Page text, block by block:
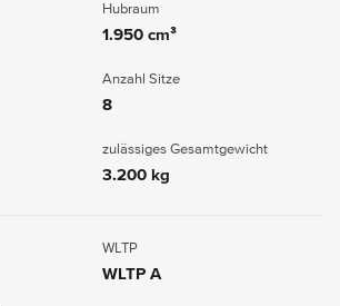
Hubraum
1.950 cm³
Anzahl Sitze
8
zulässiges Gesamtgewicht
3.200 kg
WLTP
WLTP A